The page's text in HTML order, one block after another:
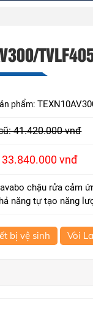
phẩm:
41.420.000 vnđ
33.840.000 vnđ
chậu rửa cảm
năng tự tạo năng
bị vệ sinh Vòi